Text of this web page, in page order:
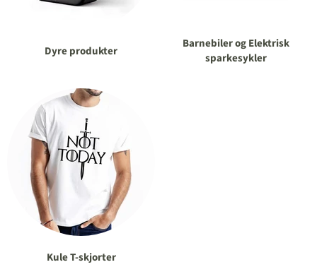
Dyre produkter
Barnebiler og Elektrisk
sparkesykler
Kule T-skjorter